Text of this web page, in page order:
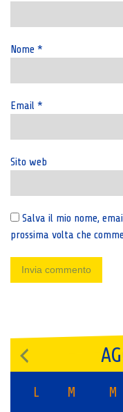
Nome *
Email *
Sito web
Salva il mio nome,
prossima volta che
L M M